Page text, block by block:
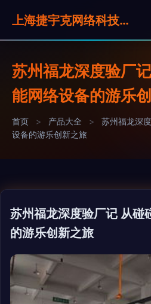
上海捷宇克网络科技有限公司
苏州福龙深度验厂
能网络设备的游乐
首页 > 产品大全 >
苏州福龙深
设备的游乐创新之旅
苏州福龙深度验厂记 从碰
的游乐创新之旅